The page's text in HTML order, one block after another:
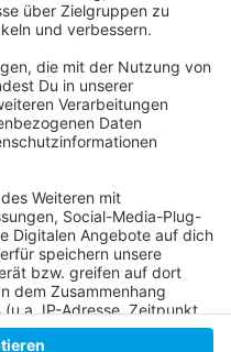
- noch länger